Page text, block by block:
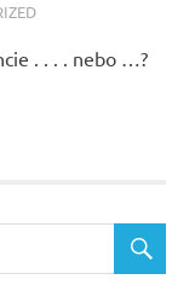
. . . . nebo …?